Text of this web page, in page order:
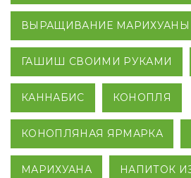
ВЫРАЩИВАНИЕ МАРИХУАНЫ
ГАШИШ СВОИМИ РУКАМИ
КАННАБИС КОНОПЛЯ
КОНОПЛЯНАЯ ЯРМАРКА
МАРИХУАНА НАПИТОК